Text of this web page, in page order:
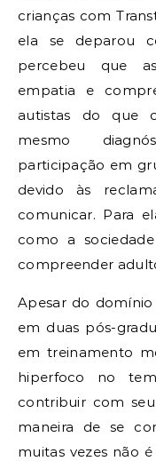
crianças com
ela se deparou
percebeu que
empatia e
autistas do que
mesmo
participação em
devido às
comunicar. Para
como a
compreender
Apesar do
em duas pós-
em treinamento
hiperfoco no
contribuir com
maneira de se
muitas vezes não